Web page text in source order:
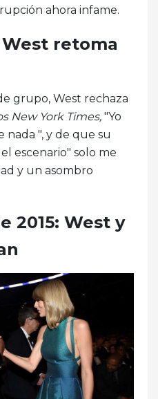
ahora infame.
West retoma
grupo, West rechaza
New York Times, "Yo
nada ", y de que su
escenario" solo me
y un asombro
2015: West y